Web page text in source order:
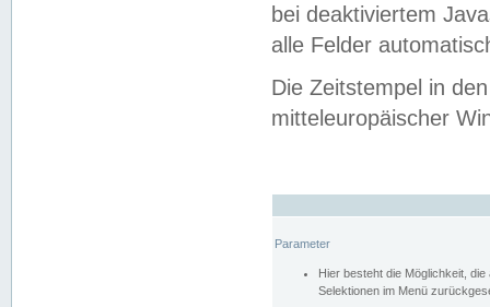
bei deaktiviertem
alle Felder
Die Zeitstempel in
mitteleuropäischer
Parameter
Hier besteht die Möglichkeit,
Selektionen im Menü